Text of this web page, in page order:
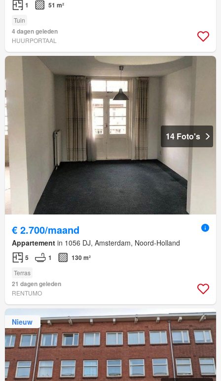
1 51 m²
Tuin
4 dagen geleden
HUURPORTAAL
14 Foto's
€ 2.700/maand
Appartement in 1056 DJ, Amsterdam, Noord-Holland
5 1 130 m²
Terras
21 dagen geleden
RENTUMO
Nieuw